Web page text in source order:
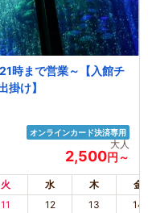
時まで営業～【入館チ
掛け】
オンラインカード決済専用
大人
2,500円～
火 水 木 金
11 12 13 14